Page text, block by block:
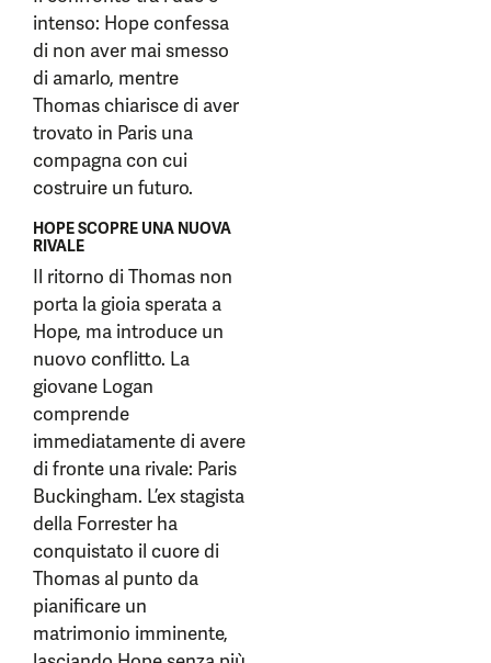
intenso: Hope confessa
di non aver mai smesso
di amarlo, mentre
Thomas chiarisce di aver
trovato in Paris una
compagna con cui
costruire un futuro.
HOPE SCOPRE UNA NUOVA
RIVALE
Il ritorno di Thomas non
porta la gioia sperata a
Hope, ma introduce un
nuovo conflitto. La
giovane Logan
comprende
immediatamente di avere
di fronte una rivale: Paris
Buckingham. L’ex stagista
della Forrester ha
conquistato il cuore di
Thomas al punto da
pianificare un
matrimonio imminente,